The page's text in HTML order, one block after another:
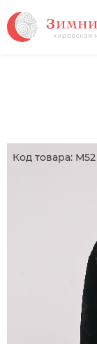
Код товара: М52